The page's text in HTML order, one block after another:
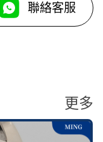
聯絡客服
更多